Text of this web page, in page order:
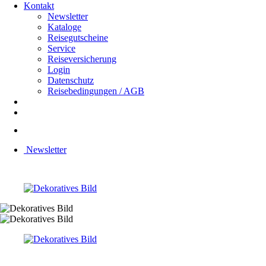
Kontakt
Newsletter
Kataloge
Reisegutscheine
Service
Reiseversicherung
Login
Datenschutz
Reisebedingungen / AGB
Newsletter